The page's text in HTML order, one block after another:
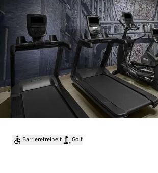
Barrierefreiheit Golf